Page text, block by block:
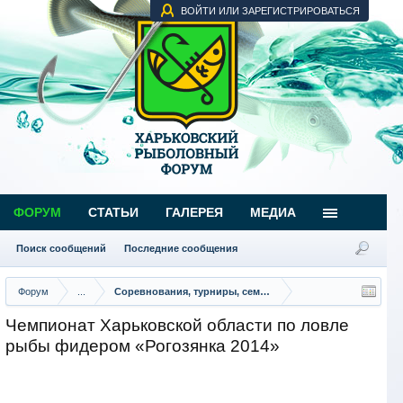
ВОЙТИ ИЛИ ЗАРЕГИСТРИРОВАТЬСЯ
Форум Соревнования, турниры, семинары
Чемпионат Харьковской области по ловле
рыбы фидером «Рогозянка 2014»
ФОРУМ
Поиск сообщений Последние сообщения
СТАТЬИ ГАЛЕРЕЯ МЕДИА